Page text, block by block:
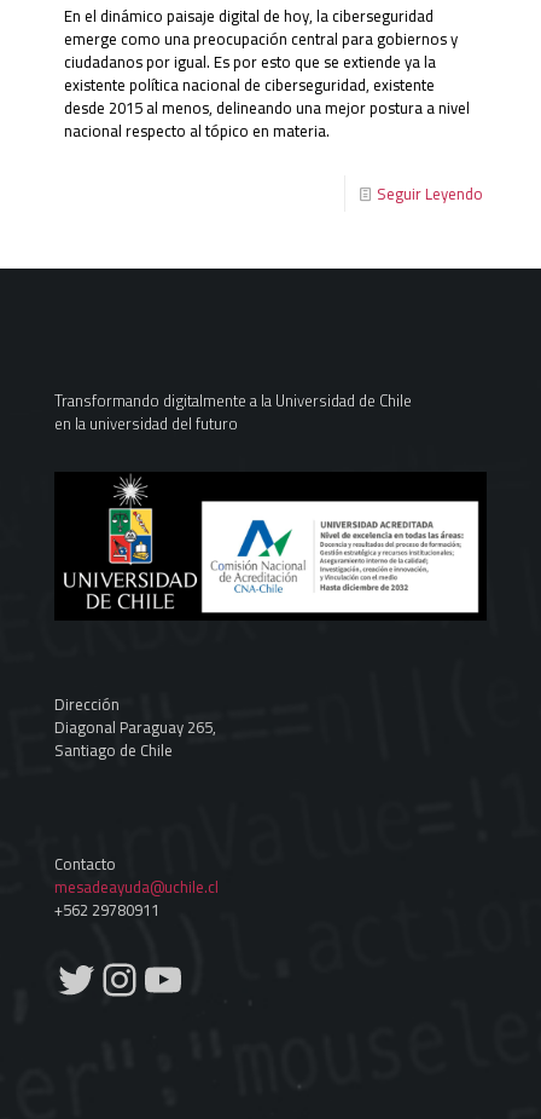
En el dinámico paisaje digital de hoy, la ciberseguridad
emerge como una preocupación central para gobiernos y
ciudadanos por igual. Es por esto que se extiende ya la
existente política nacional de ciberseguridad, existente
desde 2015 al menos, delineando una mejor postura a nivel
nacional respecto al tópico en materia.
Seguir Leyendo
Transformando digitalmente a la Universidad de Chile
en la universidad del futuro
Dirección
Diagonal Paraguay 265,
Santiago de Chile
Contacto
mesadeayuda@uchile.cl
+562 29780911
Twitter
Instagram
YouTube